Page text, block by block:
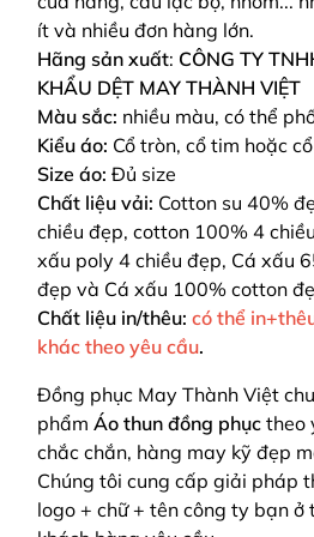
ít và nhiều đơn hàng lớn.
Hãng sản xuất: CÔNG TY
KHẨU DỆT MAY THÀNH VIỆT
Màu sắc: nhiều màu, có thể
Kiểu áo: Cổ tròn, cổ tim hoặc
Size áo: Đủ size
Chất liệu vải: Cotton su 40%
chiều đẹp, cotton 100% 4
xấu poly 4 chiều đẹp, Cá xấu
đẹp và Cá xấu 100% cotton
Chất liệu in/thêu: có thể
khác theo yêu cầu.
Đồng phục May Thành Việt
phẩm Áo thun đồng phục theo
chắc chắn, hàng may kỹ đẹp
Chúng tôi cung cấp giải pháp
logo + chữ + tên công ty bạn ở